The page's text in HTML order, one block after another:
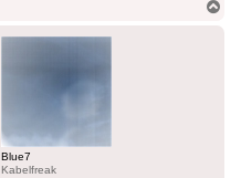
Blue7
Kabelfreak